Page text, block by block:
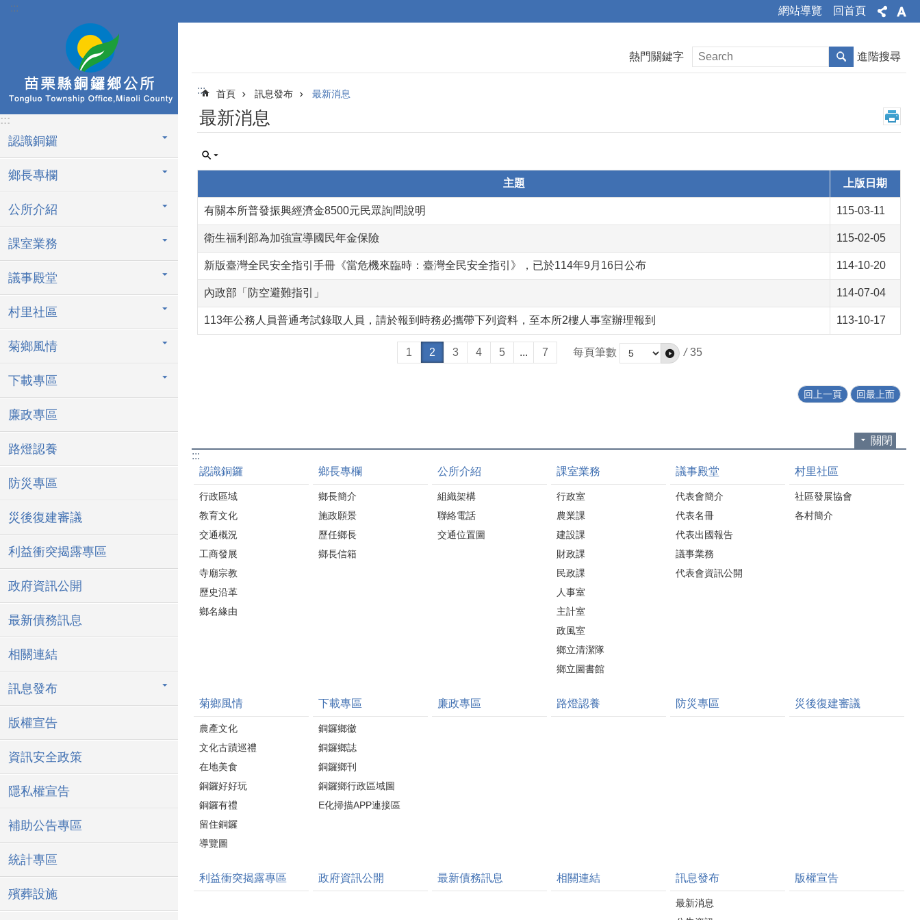
跳到主要內容區塊
::: 網站導覽 回首頁
:::
認識銅鑼
鄉長專欄
公所介紹
課室業務
議事殿堂
村里社區
菊鄉風情
下載專區
廉政專區
路燈認養
防災專區
災後復建審議
利益衝突揭露專區
政府資訊公開
最新債務訊息
相關連結
訊息發布
版權宣告
資訊安全政策
隱私權宣告
補助公告專區
統計專區
殯葬設施
熱門關鍵字 進階搜尋
::: 首頁 訊息發布 最新消息
最新消息
主題 上版日期
有關本所普發振興經濟金8500元民眾詢問說明 115-03-11
衛生福利部為加強宣導國民年金保險 115-02-05
新版臺灣全民安全指引手冊《當危機來臨時：臺灣全民安全指引》，已於114年9月16日公布 114-10-20
內政部「防空避難指引」 114-07-04
113年公務人員普通考試錄取人員，請於報到時務必攜帶下列資料，至本所2樓人事室辦理報到 113-10-17
1 2 3 4 5 ... 7 每頁筆數 / 35
回上一頁 回最上面
關閉
:::
認識銅鑼
行政區域
教育文化
交通概況
工商發展
寺廟宗教
歷史沿革
鄉名緣由
鄉長專欄
鄉長簡介
施政願景
歷任鄉長
鄉長信箱
公所介紹
組織架構
聯絡電話
交通位置圖
課室業務
行政室
農業課
建設課
財政課
民政課
人事室
主計室
政風室
鄉立清潔隊
鄉立圖書館
議事殿堂
代表會簡介
代表名冊
代表出國報告
議事業務
代表會資訊公開
村里社區
社區發展協會
各村簡介
菊鄉風情
農產文化
文化古蹟巡禮
在地美食
銅鑼好好玩
銅鑼有禮
留住銅鑼
導覽圖
下載專區
銅鑼鄉徽
銅鑼鄉誌
銅鑼鄉刊
銅鑼鄉行政區域圖
E化掃描APP連接區
廉政專區 路燈認養 防災專區 災後復建審議
利益衝突揭露專區 政府資訊公開 最新債務訊息 相關連結 訊息發布
最新消息
版權宣告